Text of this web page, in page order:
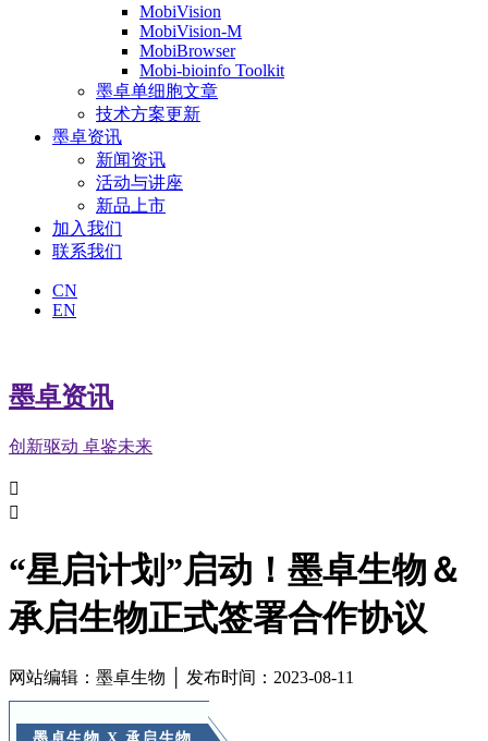
MobiVision
MobiVision-M
MobiBrowser
Mobi-bioinfo Toolkit
墨卓单细胞文章
技术方案更新
墨卓资讯
新闻资讯
活动与讲座
新品上市
加入我们
联系我们
CN
EN
墨卓资讯
创新驱动 卓鉴未来


“星启计划”启动！墨卓生物＆
承启生物正式签署合作协议
网站编辑：墨卓生物 │ 发布时间：2023-08-11